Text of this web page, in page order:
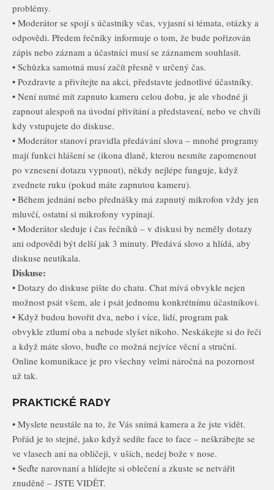
problémy.
• Moderátor se spojí s účastníky včas, vyjasní si témata, otázky a
odpovědi. Předem řečníky informuje o tom, že bude pořizován
zápis nebo záznam a účastníci musí se záznamem souhlasit.
• Schůzka samotná musí začít přesně v určený čas.
• Pozdravte a přivítejte na akci, představte jednotlivé účastníky.
• Není nutné mít zapnuto kameru celou dobu, je ale vhodné ji
zapnout alespoň na úvodní přivítání a představení, nebo ve chvíli
kdy vstupujete do diskuse.
• Moderátor stanoví pravidla předávání slova – mnohé programy
mají funkci hlášení se (ikona dlaně, kterou nesmíte zapomenout
po vznesení dotazu vypnout), někdy nejlépe funguje, když
zvednete ruku (pokud máte zapnutou kameru).
• Během jednání nebo přednášky má zapnutý mikrofon vždy jen
mluvčí, ostatní si mikrofony vypínají.
• Moderátor sleduje i čas řečníků – v diskusi by neměly dotazy
ani odpovědi být delší jak 3 minuty. Předává slovo a hlídá, aby
diskuse neutíkala.
Diskuse:
• Dotazy do diskuse pište do chatu. Chat mívá obvykle nejen
možnost psát všem, ale i psát jednomu konkrétnímu účastníkovi.
• Když budou hovořit dva, nebo i více, lidí, program pak
obvykle ztlumí oba a nebude slyšet nikoho. Neskákejte si do řeči
a když máte slovo, buďte co možná nejvíce věcní a struční.
Online komunikace je pro všechny velmi náročná na pozornost
už tak.
PRAKTICKÉ RADY
• Myslete neustále na to, že Vás snímá kamera a že jste vidět.
Pořád je to stejné, jako když sedíte face to face – neškrábejte se
ve vlasech ani na obličeji, v uších, nedej bože v nose.
• Seďte narovnaní a hlídejte si oblečení a zkuste se netvářit
znuděně – JSTE VIDĚT.